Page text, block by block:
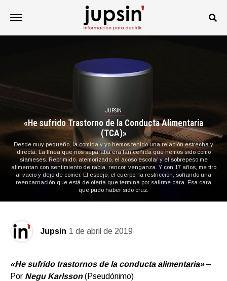
JUPSIN
«He sufrido Trastorno de la Conducta Alimentaria
(TCA)»
Desde muy pequeño, la comida y yo hemos tenido una relación estrecha y
directa. La línea que nos separaba era tan ceñida que hemos sido como
siameses. Reprimido, atemorizado, el acoso escolar y el sobrepeso me
alimentan con sentimiento de rabia, rencor, venganza. Y con 17 años, me tiro
al vacío y dejo de comer. El espejo, el cuerpo, la restricción, soñando una
reencarnación que está de oferta que termina por salirme cara. Esa cara
que pudo haber sido cruz.
Jupsin 1 de abril de 2019
«He sufrido trastornos de la conducta alimentaria»–
Por Negu Karlsson (Pseudónimo)